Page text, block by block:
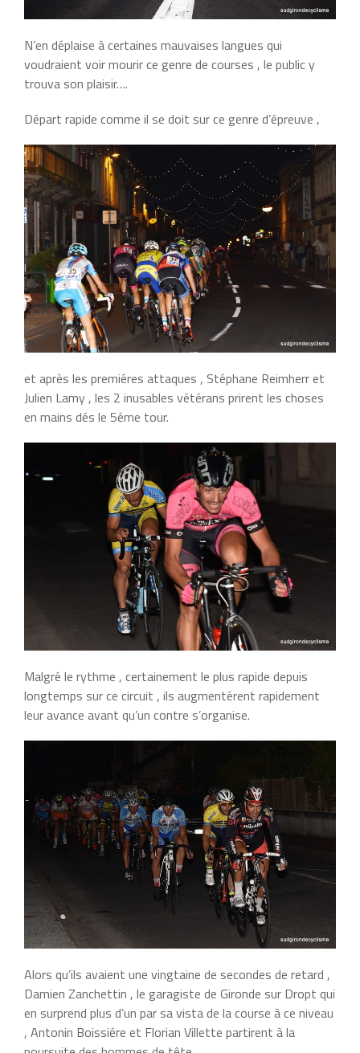
N’en déplaise à certaines mauvaises langues qui
voudraient voir mourir ce genre de courses , le public y
trouva son plaisir….
Départ rapide comme il se doit sur ce genre d’épreuve ,
et après les premiéres attaques , Stéphane Reimherr et
Julien Lamy , les 2 inusables vétérans prirent les choses
en mains dés le 5éme tour.
Malgré le rythme , certainement le plus rapide depuis
longtemps sur ce circuit , ils augmentérent rapidement
leur avance avant qu’un contre s’organise.
Alors qu’ils avaient une vingtaine de secondes de retard ,
Damien Zanchettin , le garagiste de Gironde sur Dropt qui
en surprend plus d’un par sa vista de la course à ce niveau
, Antonin Boissiére et Florian Villette partirent à la